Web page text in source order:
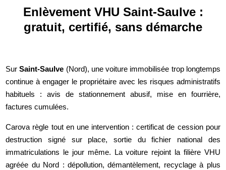
Enlèvement VHU Saint-Saulve :
gratuit, certifié, sans démarche
SurSaint-Saulve (Nord), une voiture immobilisée trop longtemps
continue à engager le propriétaire avec les risques administratifs
habituels : avis de stationnement abusif, mise en fourrière,
factures cumulées.
Carova règle tout en une intervention : certificat de cession pour
destruction signé sur place, sortie du fichier national des
immatriculations le jour même. La voiture rejoint la filière VHU
agréée du Nord : dépollution, démantèlement, recyclage à plus